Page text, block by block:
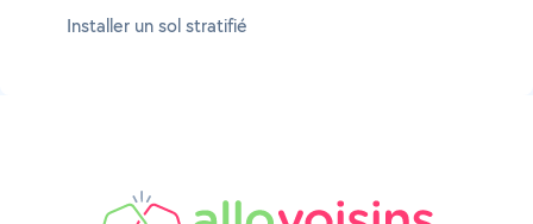
Installer un sol stratifié